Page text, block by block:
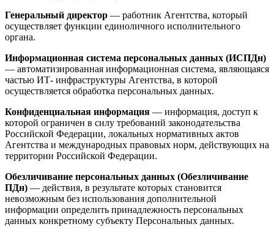
Генеральный директор — работник Агентства, который
осуществляет функции единоличного исполнительного
органа.
Информационная система персональных данных (ИСПДн)
— автоматизированная информационная система, являющаяся
частью ИТ- инфраструктуры Агентства, в которой
осуществляется обработка персональных данных.
Конфиденциальная информация — информация, доступ к
которой ограничен в силу требований законодательства
Российской Федерации, локальных нормативных актов
Агентства и международных правовых норм, действующих на
территории Российской Федерации.
Обезличивание персональных данных (Обезличивание
ПДн) — действия, в результате которых становится
невозможным без использования дополнительной
информации определить принадлежность персональных
данных конкретному субъекту Персональных данных.